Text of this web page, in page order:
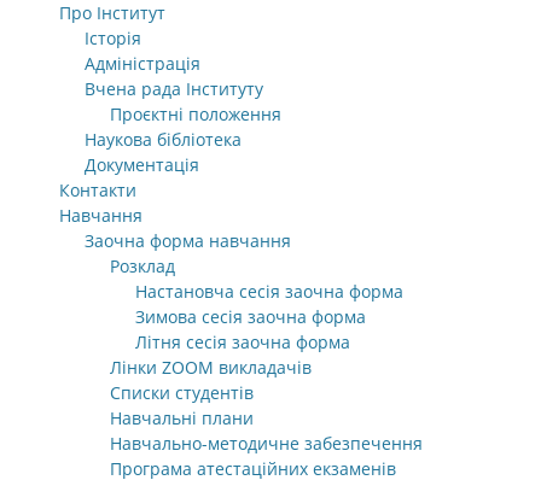
Про Інститут
Історія
Адміністрація
Вчена рада Інституту
Проєктні положення
Наукова бібліотека
Документація
Контакти
Навчання
Заочна форма навчання
Розклад
Настановча сесія заочна форма
Зимова сесія заочна форма
Літня сесія заочна форма
Лінки ZOOM викладачів
Списки студентів
Навчальні плани
Навчально-методичне забезпечення
Програма атестаційних екзаменів